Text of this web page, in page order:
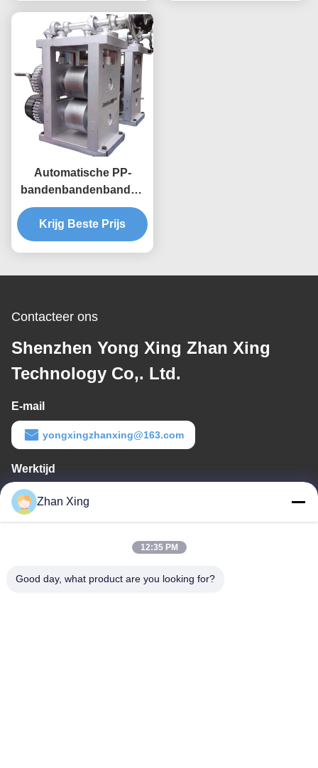
Automatische PP-
bandenbandenbanden
rollenprentmachine
Krijg Beste Prijs
Contacteer ons
Shenzhen Yong Xing Zhan Xing
Technology Co,. Ltd.
E-mail
yongxingzhanxing@163.com
Werktijd
8:00-20:00
Ons adres
de bijlage bij Verordening (EG) nr. 1225/2009 vermelde
Zhan Xing
12:35 PM
Good day, what product are you looking for?